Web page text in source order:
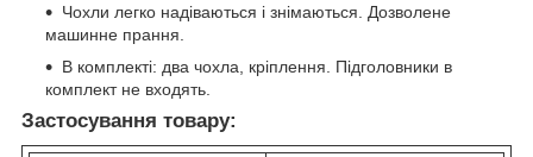
Чохли легко надіваються і знімаються. Дозволене
машинне прання.
В комплекті: два чохла, кріплення. Підголовники в
комплект не входять.
Застосування товару: